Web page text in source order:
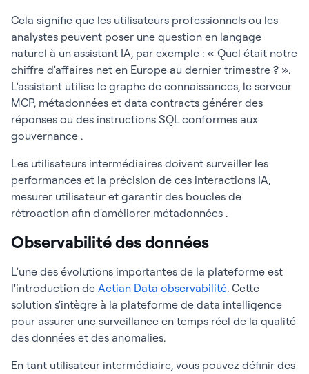
Cela signifie que les utilisateurs professionnels ou les
analystes peuvent poser une question en langage
naturel à un assistant IA, par exemple : « Quel était notre
chiffre d'affaires net en Europe au dernier trimestre ? ».
L'assistant utilise le graphe de connaissances, le serveur
MCP, métadonnées et data contracts générer des
réponses ou des instructions SQL conformes aux
gouvernance .
Les utilisateurs intermédiaires doivent surveiller les
performances et la précision de ces interactions IA,
mesurer utilisateur et garantir des boucles de
rétroaction afin d'améliorer métadonnées .
Observabilité des données
L'une des évolutions importantes de la plateforme est
l'introduction de Actian Data observabilité. Cette
solution s'intègre à la plateforme de data intelligence
pour assurer une surveillance en temps réel de la qualité
des données et des anomalies.
En tant utilisateur intermédiaire, vous pouvez définir des